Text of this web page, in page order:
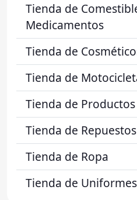
Tienda de
Medicamentos
Tienda de
Tienda de
Tienda de
Tienda de
Tienda de Ropa
Tienda de Uniformes